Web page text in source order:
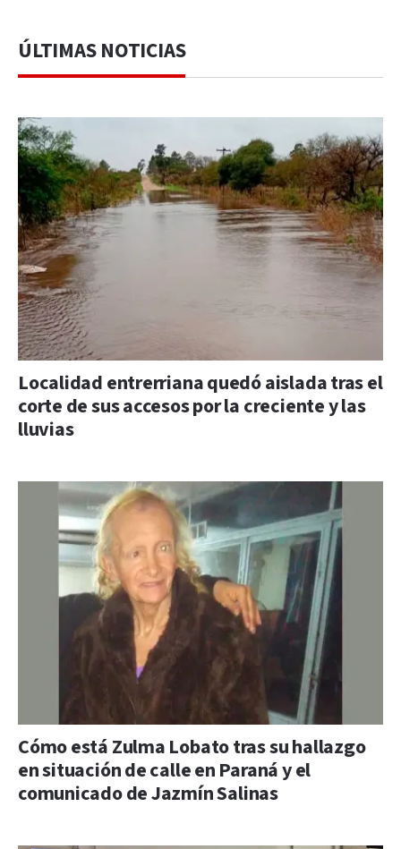
ÚLTIMAS NOTICIAS
Localidad entrerriana quedó aislada tras el
corte de sus accesos por la creciente y las
lluvias
Cómo está Zulma Lobato tras su hallazgo
en situación de calle en Paraná y el
comunicado de Jazmín Salinas